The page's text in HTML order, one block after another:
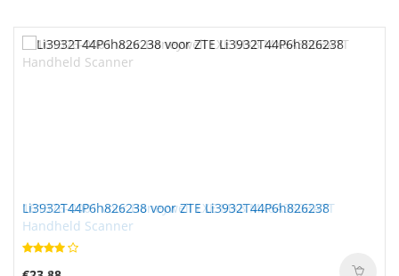
Li3932T44P6h826238 voor ZTE Li3932T44P6h826238